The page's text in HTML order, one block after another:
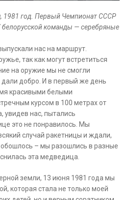
1981 год. Первый Чемпионат СССР
белорусской команды — серебряные
нас на маршрут.
так как могут встретиться
на оружие мы не смогли
дали добро. И в первый же день
красивыми белыми
курсом в 100 метрах от
нас, пытались
это не понравилось. Мы
случай ракетницы и ждали,
– мы разошлись в разные
эта медведица.
земли, 13 июня 1981 года мы
которая стала не только моей